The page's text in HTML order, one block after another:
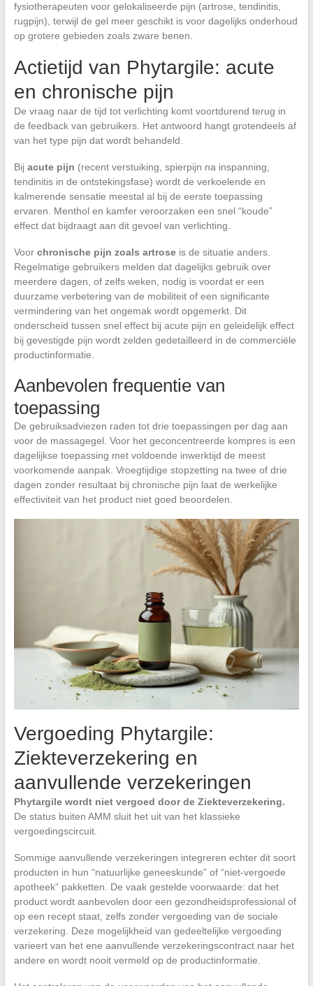
fysiotherapeuten voor gelokaliseerde pijn (artrose, tendinitis,
rugpijn), terwijl de gel meer geschikt is voor dagelijks onderhoud
op grotere gebieden zoals zware benen.
Actietijd van Phytargile: acute
en chronische pijn
De vraag naar de tijd tot verlichting komt voortdurend terug in
de feedback van gebruikers. Het antwoord hangt grotendeels af
van het type pijn dat wordt behandeld.
Bij acute pijn (recent verstuiking, spierpijn na inspanning,
tendinitis in de ontstekingsfase) wordt de verkoelende en
kalmerende sensatie meestal al bij de eerste toepassing
ervaren. Menthol en kamfer veroorzaken een snel “koude”
effect dat bijdraagt aan dit gevoel van verlichting.
Voor chronische pijn zoals artroseis de situatie anders.
Regelmatige gebruikers melden dat dagelijks gebruik over
meerdere dagen, of zelfs weken, nodig is voordat er een
duurzame verbetering van de mobiliteit of een significante
vermindering van het ongemak wordt opgemerkt. Dit
onderscheid tussen snel effect bij acute pijn en geleidelijk effect
bij gevestigde pijn wordt zelden gedetailleerd in de commerciële
productinformatie.
Aanbevolen frequentie van
toepassing
De gebruiksadviezen raden tot drie toepassingen per dag aan
voor de massagegel. Voor het geconcentreerde kompres is een
dagelijkse toepassing met voldoende inwerktijd de meest
voorkomende aanpak. Vroegtijdige stopzetting na twee of drie
dagen zonder resultaat bij chronische pijn laat de werkelijke
effectiviteit van het product niet goed beoordelen.
Vergoeding Phytargile:
Ziekteverzekering en
aanvullende verzekeringen
Phytargile wordt niet vergoed door de Ziekteverzekering.
De status buiten AMM sluit het uit van het klassieke
vergoedingscircuit.
Sommige aanvullende verzekeringen integreren echter dit soort
producten in hun “natuurlijke geneeskunde” of “niet-vergoede
apotheek” pakketten. De vaak gestelde voorwaarde: dat het
product wordt aanbevolen door een gezondheidsprofessional of
op een recept staat, zelfs zonder vergoeding van de sociale
verzekering. Deze mogelijkheid van gedeeltelijke vergoeding
varieert van het ene aanvullende verzekeringscontract naar het
andere en wordt nooit vermeld op de productinformatie.